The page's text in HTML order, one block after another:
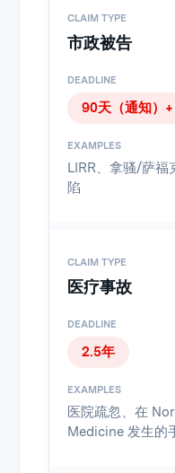
市政被告
90天（通知）+
LIRR、拿骚/萨福
陷
医疗事故
2.5年
医院疏忽、在
Medicine 发生的